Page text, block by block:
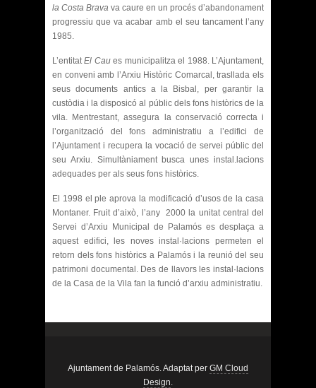
la Costa Brava va caure en un procés d’abandonament
progressiu que va acabar amb el seu tancament l’any
1985.
L’entitatEl Caues municipalitza el 1988. L’Ajuntament,
en conveni amb l’Arxiu Històric Comarcal, trasllada els
seus documents antics a la Bisbal, per garantir la
custòdia i la disposicó al públic dels fons històrics de la
vila. Mentrestant, assegura la conservació correcta i
l’organització del fons administratiu a l’edifici de
l’Ajuntament i recupera la vocació de servei públic del
seu Arxiu. Simultàniament busca unes instal.lacions
adequades per als seus fons històrics.
El 1998 el ple aprova la modificació d’usos de la casa
Montaner. Fruit d’això, l’any 2000 la unitat central del
Servei d’Arxiu Municipal de Palamós es desplaça a
aquest edifici, les noves instal·lacions permeten el
retorn dels fons històrics a Palamós i la reunió del seu
patrimoni documental. Des de llavors les instal·lacions
de la Casa de la Vila fan la funció d’arxiu administratiu.
Ajuntament de Palamós. Adaptat per GM Cloud
Design.